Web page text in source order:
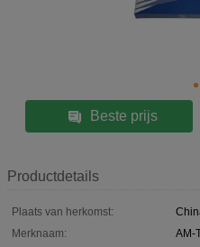
Beste prijs
Productdetails
Plaats van herkomst:
Merknaam:
AM-